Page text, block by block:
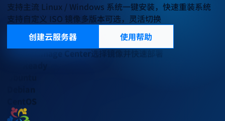
支持主流 Linux / Windows 系统一键安装，快速重装系统
支持自定义 ISO 镜像多版本可选，灵活切换
创建云服务器
使用帮助
System Image Center选择镜像并快速部署
ISO Ready
CentOS